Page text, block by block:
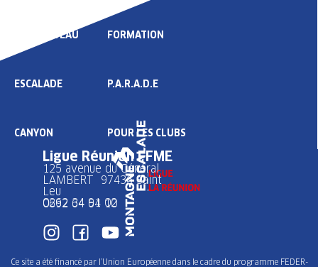
HAUT NIVEAU
ESCALADE
CANYON
FORMATION
P.A.R.A.D.E
POUR LES CLUBS
Ligue Réunion FFME
125 avenue du Général
LAMBERT 97436 Saint
Leu
0262 34 91 02
0692 64 64 10
Ce site a été financé par l’Union Européenne dans le cadre du programme FEDER-